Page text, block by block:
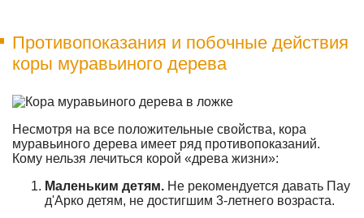
Противопоказания и побочные действия
коры муравьиного дерева
Несмотря на все положительные свойства, кора
муравьиного дерева имеет ряд противопоказаний.
Кому нельзя лечиться корой «древа жизни»:
Маленьким детям. Не рекомендуется давать Пау
д'Арко детям, не достигшим 3-летнего возраста.